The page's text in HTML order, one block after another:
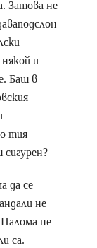
Затова не
и
Баш в
тия
да се
не
не
са.